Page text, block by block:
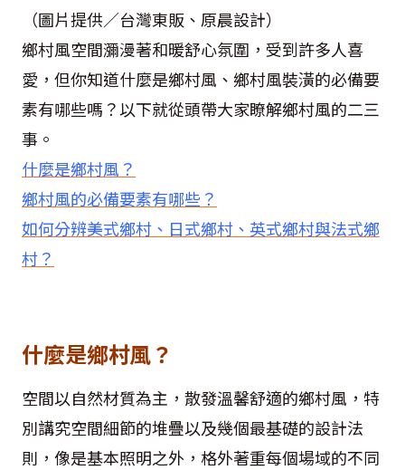
（圖片提供／台灣東販、原晨設計）
鄉村風空間瀰漫著和暖舒心氛圍，受到許多人喜
愛，但你知道什麼是鄉村風、鄉村風裝潢的必備要
素有哪些嗎？以下就從頭帶大家瞭解鄉村風的二三
事。
什麼是鄉村風？
鄉村風的必備要素有哪些？
如何分辨美式鄉村、日式鄉村、英式鄉村與法式鄉
村？
什麼是鄉村風？
空間以自然材質為主，散發溫馨舒適的鄉村風，特
別講究空間細節的堆疊以及幾個最基礎的設計法
則，像是基本照明之外，格外著重每個場域的不同